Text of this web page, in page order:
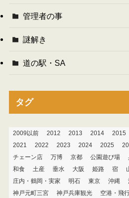
管理者の事
謎解き
道の駅・SA
タグ
2009以前 2012 2013 2014 2015
2021
2022 2023 2024 2025
チェーン店
万博 京都 公園遊び場
和食
土産 垂水 大阪 姫路 宿
庄内・鶴岡・実家
明石 東京 沖縄
神戸元町三宮
神戸兵庫観光 空港・飛